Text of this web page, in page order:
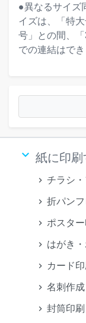
●異なるサイズ
イズは、「特
号」との間、
での連結はでき
keyboard_arrow_down 紙に印刷
チラシ
折パン
ポスタ
はがき
カード
名刺作成
封筒印刷